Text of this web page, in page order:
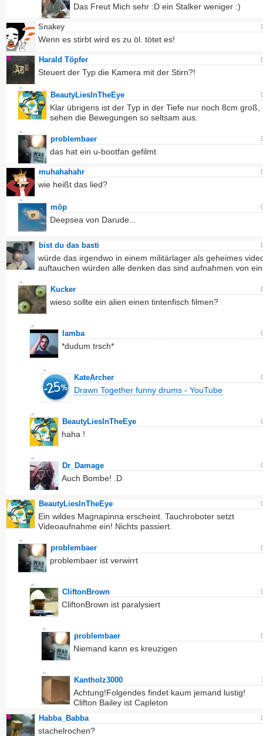
Das Freut Mich sehr :D ein Stalker weniger :)
Snakey
Wenn es stirbt wird es zu öl. tötet es!
Harald Töpfer
Steuert der Typ die Kamera mit der Stirn?!
BeautyLiesInTheEye
Klar übrigens ist der Typ in der Tiefe nur noch 8cm groß,
sehen die Bewegungen so seltsam aus.
problembaer
das hat ein u-bootfan gefilmt
muhahahahr
wie heißt das lied?
möp
Deepsea von Darude...
bist du das basti
würde das irgendwo in einem militärlager als geheimes
auftauchen würden alle denken das sind aufnahmen von
Kucker
wieso sollte ein alien einen tintenfisch filmen?
lamba
*dudum trsch*
KateArcher
Drawn Together funny drums - YouTube
BeautyLiesInTheEye
haha !
Dr_Damage
Auch Bombe! .D
BeautyLiesInTheEye
Ein wildes Magnapinna erscheint. Tauchroboter setzt
Videoaufnahme ein! Nichts passiert.
problembaer
problembaer ist verwirrt
CliftonBrown
CliftonBrown ist paralysiert
problembaer
Niemand kann es kreuzigen
Kantholz3000
Achtung!Folgendes findet kaum jemand lustig!
Clifton Bailey ist Capleton
Habba_Babba
stachelrochen?